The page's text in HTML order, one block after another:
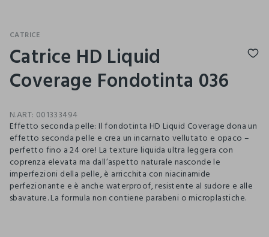
CATRICE
Catrice HD Liquid
Coverage Fondotinta 036
N.ART: 001333494
Effetto seconda pelle: Il fondotinta HD Liquid Coverage dona un
effetto seconda pelle e crea un incarnato vellutato e opaco –
perfetto fino a 24 ore! La texture liquida ultra leggera con
coprenza elevata ma dall’aspetto naturale nasconde le
imperfezioni della pelle, è arricchita con niacinamide
perfezionante e è anche waterproof, resistente al sudore e alle
sbavature. La formula non contiene parabeni o microplastiche.